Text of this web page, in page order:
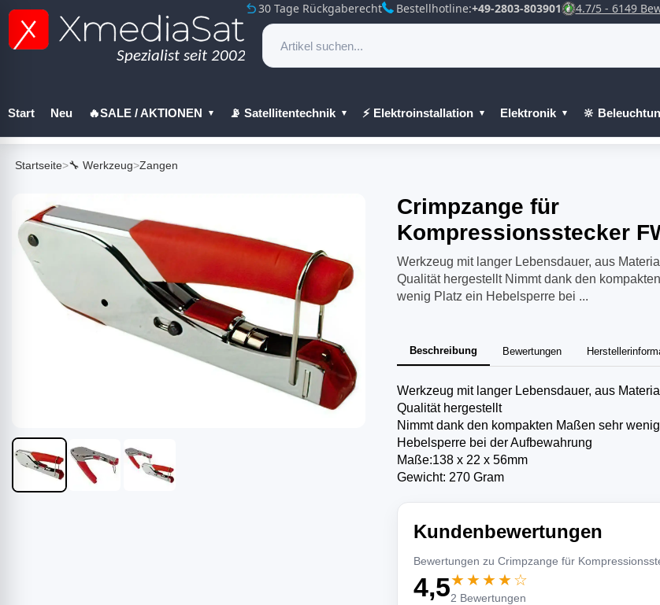
30 Tage Rückgaberecht Bestellhotline:+49-2803-803901 4.7/5 - 6149
Start Neu 🔥SALE / AKTIONEN 📡 Satellitentechnik ⚡ Elektroinstallation Elektronik 🔆
🔧 Werkzeug
Startseite>🔧 Werkzeug>Zangen
Crimpzange für
Kompressionsstecker
Werkzeug mit langer Lebensdauer, aus
Qualität hergestellt Nimmt dank den
wenig Platz ein Hebelsperre bei ...
Beschreibung Bewertungen
Werkzeug mit langer Lebensdauer, aus
Qualität hergestellt
Nimmt dank den kompakten Maßen sehr
Hebelsperre bei der Aufbewahrung
Maße:138 x 22 x 56mm
Gewicht: 270 Gram
Kundenbewertungen
Bewertungen zu Crimpzange für
4,5★★★★☆
2 Bewertungen